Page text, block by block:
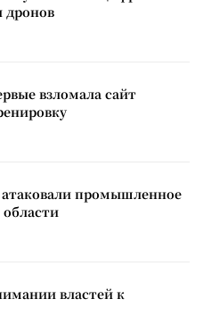
дронов
взломала сайт
промышленное
властей к